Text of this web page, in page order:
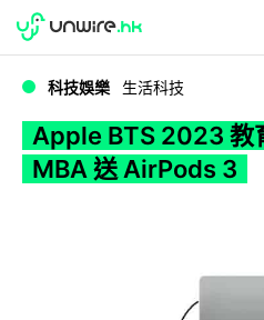
WWDC 2026
科技娛樂 生活科技
Apple BTS 2023
MBA 送 AirPods 3